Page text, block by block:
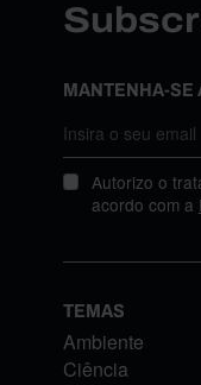
MANTENHA-SE
Autorizo o
acordo com a
TEMAS
Ambiente
Ciência